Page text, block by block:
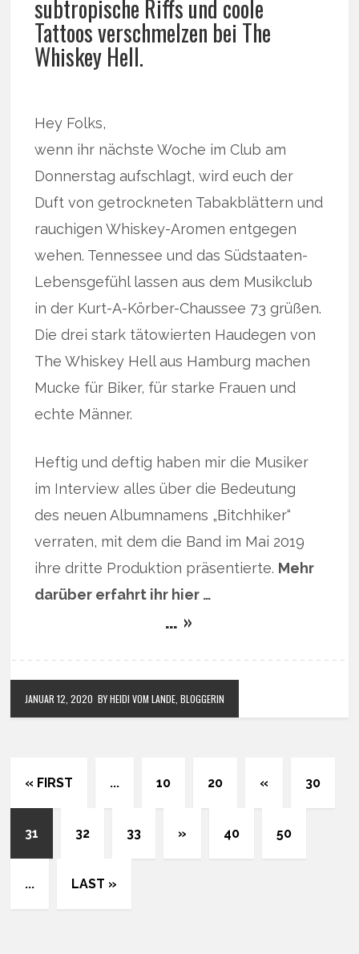
subtropische Riffs und coole
Tattoos verschmelzen bei The
Whiskey Hell.
Hey Folks,
wenn ihr nächste Woche im Club am
Donnerstag aufschlagt, wird euch der
Duft von getrockneten Tabakblättern und
rauchigen Whiskey-Aromen entgegen
wehen. Tennessee und das Südstaaten-
Lebensgefühl lassen aus dem Musikclub
in der Kurt-A-Körber-Chaussee 73 grüßen.
Die drei stark tätowierten Haudegen von
The Whiskey Hell aus Hamburg machen
Mucke für Biker, für starke Frauen und
echte Männer.
Heftig und deftig haben mir die Musiker
im Interview alles über die Bedeutung
des neuen Albumnamens „Bitchhiker“
verraten, mit dem die Band im Mai 2019
ihre dritte Produktion präsentierte. Mehr
darüber erfahrt ihr hier …
… »
JANUAR 12, 2020 BY HEIDI VOM LANDE, BLOGGERIN
« FIRST ... 10 20 « 30
31 32 33 » 40 50
... LAST »